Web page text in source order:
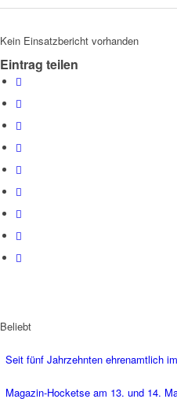
Kein Einsatzbericht vorhanden
Eintrag teilen
Beliebt
Seit fünf Jahrzehnten ehrenamtlich
Magazin-Hocketse am 13. und 14.